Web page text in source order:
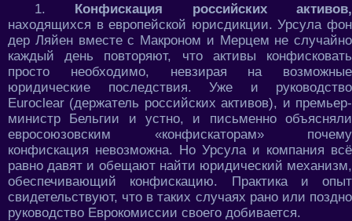
1. Конфискация российских активов,
находящихся в европейской юрисдикции. Урсула фон
дер Ляйен вместе с Макроном и Мерцем не случайно
каждый день повторяют, что активы конфисковать
просто необходимо, невзирая на возможные
юридические последствия. Уже и руководство
Euroclear (держатель российских активов), и премьер-
министр Бельгии и устно, и письменно объясняли
евросоюзовским «конфискаторам» почему
конфискация невозможна. Но Урсула и компания всё
равно давят и обещают найти юридический механизм,
обеспечивающий конфискацию. Практика и опыт
свидетельствуют, что в таких случаях рано или поздно
руководство Еврокомиссии своего добивается.